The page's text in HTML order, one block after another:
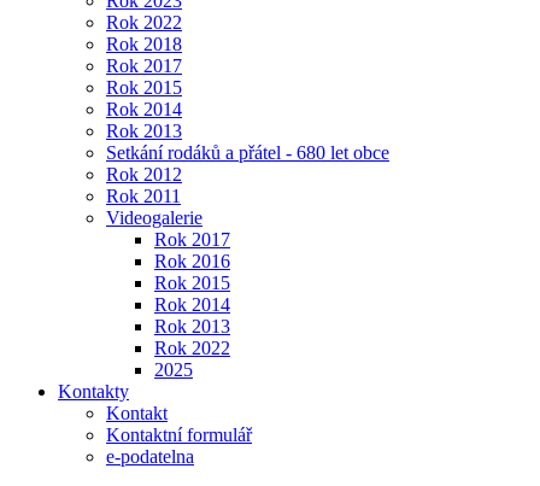
Rok 2022
Rok 2018
Rok 2017
Rok 2015
Rok 2014
Rok 2013
Setkání rodáků a přátel - 680 let obce
Rok 2012
Rok 2011
Videogalerie
Rok 2017
Rok 2016
Rok 2015
Rok 2014
Rok 2013
Rok 2022
2025
Kontakty
Kontakt
Kontaktní formulář
e-podatelna